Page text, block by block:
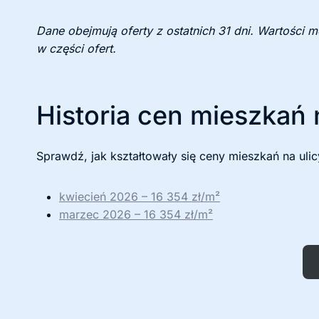
Dane obejmują oferty z ostatnich 31 dni. Wartości
w części ofert.
Historia cen mieszkań
Sprawdź, jak kształtowały się ceny mieszkań na
kwiecień 2026 – 16 354 zł/m²
marzec 2026 – 16 354 zł/m²